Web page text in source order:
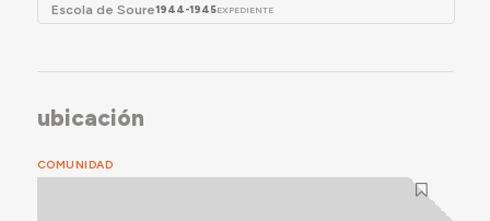
Escola de Soure1944-1945EXPEDIENTE
ubicación
COMUNIDAD